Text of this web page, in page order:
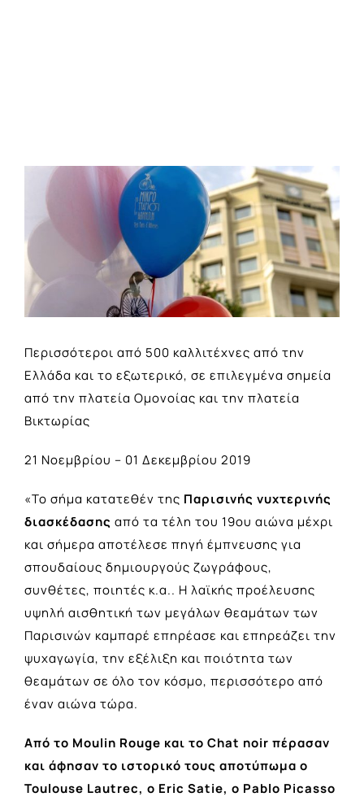
View
Image
Περισσότεροι από 500 καλλιτέχνες από την
Ελλάδα και το εξωτερικό, σε επιλεγμένα σημεία
από την πλατεία Ομονοίας και την πλατεία
Βικτωρίας
21 Νοεμβρίου – 01 Δεκεμβρίου 2019
«Το σήμα κατατεθέν της Παρισινής νυχτερινής
διασκέδασης από τα τέλη του 19ου αιώνα μέχρι
και σήμερα αποτέλεσε πηγή έμπνευσης για
σπουδαίους δημιουργούς ζωγράφους,
συνθέτες, ποιητές κ.α.. Η λαϊκής προέλευσης
υψηλή αισθητική των μεγάλων θεαμάτων των
Παρισινών καμπαρέ επηρέασε και επηρεάζει την
ψυχαγωγία, την εξέλιξη και ποιότητα των
θεαμάτων σε όλο τον κόσμο, περισσότερο από
έναν αιώνα τώρα.
Από το Moulin Rouge και το Chat noir πέρασαν
και άφησαν το ιστορικό τους αποτύπωμα ο
Toulouse Lautrec, ο Εric Satie, ο Pablo Picasso